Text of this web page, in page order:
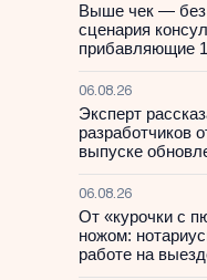
Выше чек — без
сценария
прибавляющие
06.08.26
Эксперт
разработчиков
выпуске
06.08.26
От «курочки с
ножом:
работе на